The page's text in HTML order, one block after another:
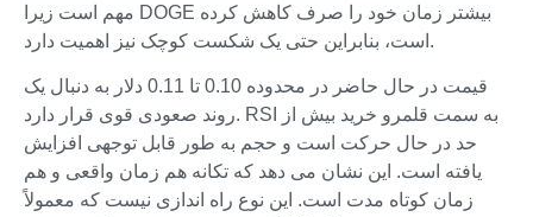
مهم است زیرا DOGE بیشتر زمان خود را صرف کاهش کرده
است، بنابراین حتی یک شکست کوچک نیز اهمیت دارد.
قیمت در حال حاضر در محدوده 0.10 تا 0.11 دلار به دنبال یک
روند صعودی قوی قرار دارد. RSI به سمت قلمرو خرید بیش از
حد در حال حرکت است و حجم به طور قابل توجهی افزایش
یافته است. این نشان می دهد که تکانه هم زمان واقعی و هم
زمان کوتاه مدت است. این نوع راه اندازی نیست که معمولاً